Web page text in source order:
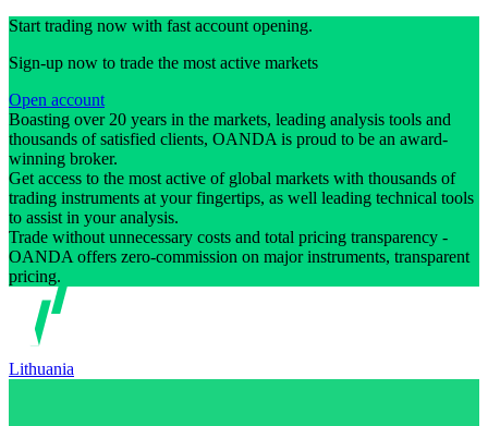
Start trading now with fast account opening.
Sign-up now to trade the most active markets
Open account
Boasting over 20 years in the markets, leading analysis tools and
thousands of satisfied clients, OANDA is proud to be an award-
winning broker.
Get access to the most active of global markets with thousands of
trading instruments at your fingertips, as well leading technical tools
to assist in your analysis.
Trade without unnecessary costs and total pricing transparency -
OANDA offers zero-commission on major instruments, transparent
pricing.
Lithuania